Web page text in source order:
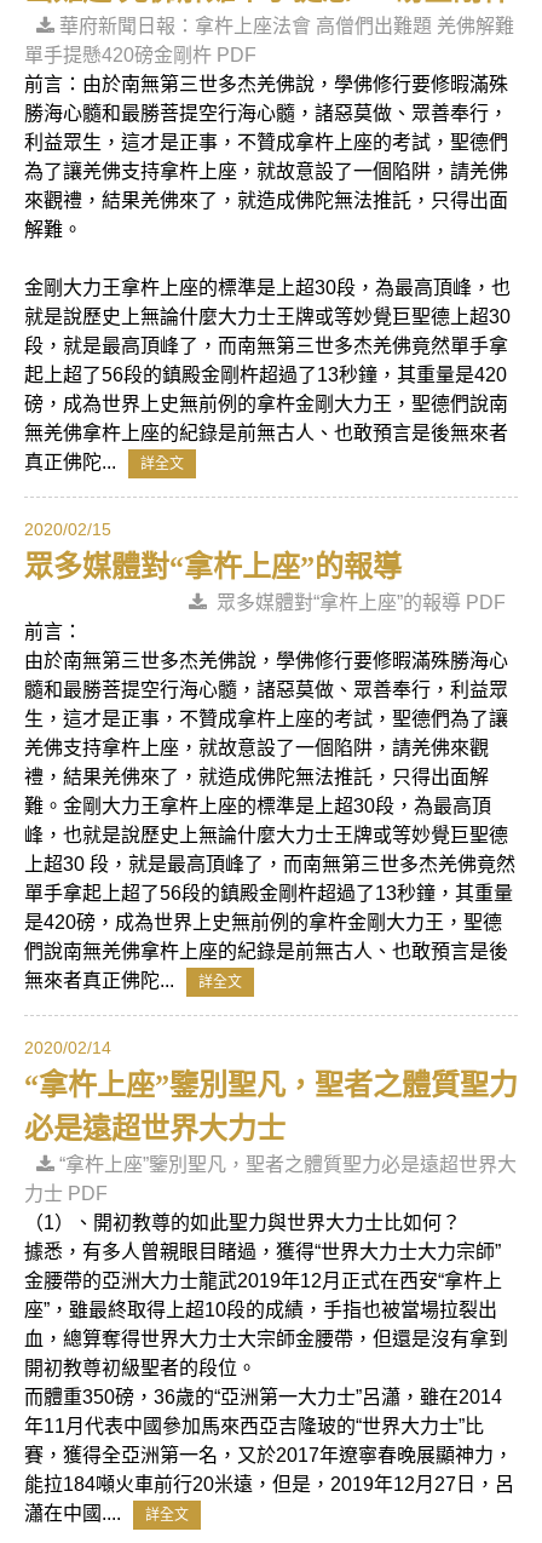
華府新聞日報：拿杵上座法會 高僧們出難題 羌佛解難
單手提懸420磅金剛杵 PDF
前言：由於南無第三世多杰羌佛說，學佛修行要修暇滿殊
勝海心髓和最勝菩提空行海心髓，諸惡莫做、眾善奉行，
利益眾生，這才是正事，不贊成拿杵上座的考試，聖德們
為了讓羌佛支持拿杵上座，就故意設了一個陷阱，請羌佛
來觀禮，結果羌佛來了，就造成佛陀無法推託，只得出面
解難。
金剛大力王拿杵上座的標準是上超30段，為最高頂峰，也
就是說歷史上無論什麼大力士王牌或等妙覺巨聖德上超30
段，就是最高頂峰了，而南無第三世多杰羌佛竟然單手拿
起上超了56段的鎮殿金剛杵超過了13秒鐘，其重量是420
磅，成為世界上史無前例的拿杵金剛大力王，聖德們說南
無羌佛拿杵上座的紀錄是前無古人、也敢預言是後無來者
真正佛陀...
詳全文
2020/02/15
眾多媒體對“拿杵上座”的報導
眾多媒體對“拿杵上座”的報導 PDF
前言：
由於南無第三世多杰羌佛說，學佛修行要修暇滿殊勝海心
髓和最勝菩提空行海心髓，諸惡莫做、眾善奉行，利益眾
生，這才是正事，不贊成拿杵上座的考試，聖德們為了讓
羌佛支持拿杵上座，就故意設了一個陷阱，請羌佛來觀
禮，結果羌佛來了，就造成佛陀無法推託，只得出面解
難。金剛大力王拿杵上座的標準是上超30段，為最高頂
峰，也就是說歷史上無論什麼大力士王牌或等妙覺巨聖德
上超30 段，就是最高頂峰了，而南無第三世多杰羌佛竟然
單手拿起上超了56段的鎮殿金剛杵超過了13秒鐘，其重量
是420磅，成為世界上史無前例的拿杵金剛大力王，聖德
們說南無羌佛拿杵上座的紀錄是前無古人、也敢預言是後
無來者真正佛陀...
詳全文
2020/02/14
“拿杵上座”鑒別聖凡，聖者之體質聖力
必是遠超世界大力士
“拿杵上座”鑒別聖凡，聖者之體質聖力必是遠超世界大
力士 PDF
（1）、開初教尊的如此聖力與世界大力士比如何？
據悉，有多人曾親眼目睹過，獲得“世界大力士大力宗師”
金腰帶的亞洲大力士龍武2019年12月正式在西安“拿杵上
座”，雖最終取得上超10段的成績，手指也被當場拉裂出
血，總算奪得世界大力士大宗師金腰帶，但還是沒有拿到
開初教尊初級聖者的段位。
而體重350磅，36歲的“亞洲第一大力士”呂瀟，雖在2014
年11月代表中國參加馬來西亞吉隆玻的“世界大力士”比
賽，獲得全亞洲第一名，又於2017年遼寧春晚展顯神力，
能拉184噸火車前行20米遠，但是，2019年12月27日，呂
瀟在中國....
詳全文